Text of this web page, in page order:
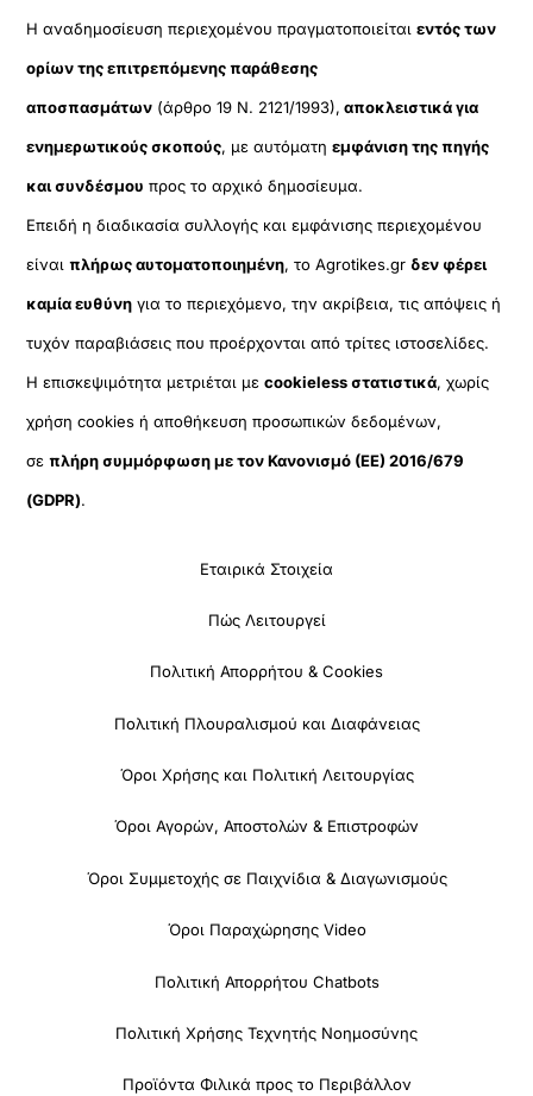
Η αναδημοσίευση περιεχομένου πραγματοποιείταιεντός των
ορίων της επιτρεπόμενης παράθεσης
αποσπασμάτων (άρθρο 19 Ν. 2121/1993), αποκλειστικά για
ενημερωτικούς σκοπούς, με αυτόματηεμφάνιση της πηγής
και συνδέσμου προς το αρχικό δημοσίευμα.
Επειδή η διαδικασία συλλογής και εμφάνισης περιεχομένου
είναιπλήρως αυτοματοποιημένη, το Agrotikes.gr δεν φέρει
καμία ευθύνη για το περιεχόμενο, την ακρίβεια, τις απόψεις ή
τυχόν παραβιάσεις που προέρχονται από τρίτες ιστοσελίδες.
Η επισκεψιμότητα μετριέται μεcookieless στατιστικά, χωρίς
χρήση cookies ή αποθήκευση προσωπικών δεδομένων,
σεπλήρη συμμόρφωση με τον Κανονισμό (ΕΕ) 2016/679
(GDPR).
Εταιρικά Στοιχεία
Πώς Λειτουργεί
Πολιτική Απορρήτου & Cookies
Πολιτική Πλουραλισμού και Διαφάνειας
Όροι Χρήσης και Πολιτική Λειτουργίας
Όροι Αγορών, Αποστολών & Επιστροφών
Όροι Συμμετοχής σε Παιχνίδια & Διαγωνισμούς
Όροι Παραχώρησης Video
Πολιτική Απορρήτου Chatbots
Πολιτική Χρήσης Τεχνητής Νοημοσύνης
Προϊόντα Φιλικά προς το Περιβάλλον